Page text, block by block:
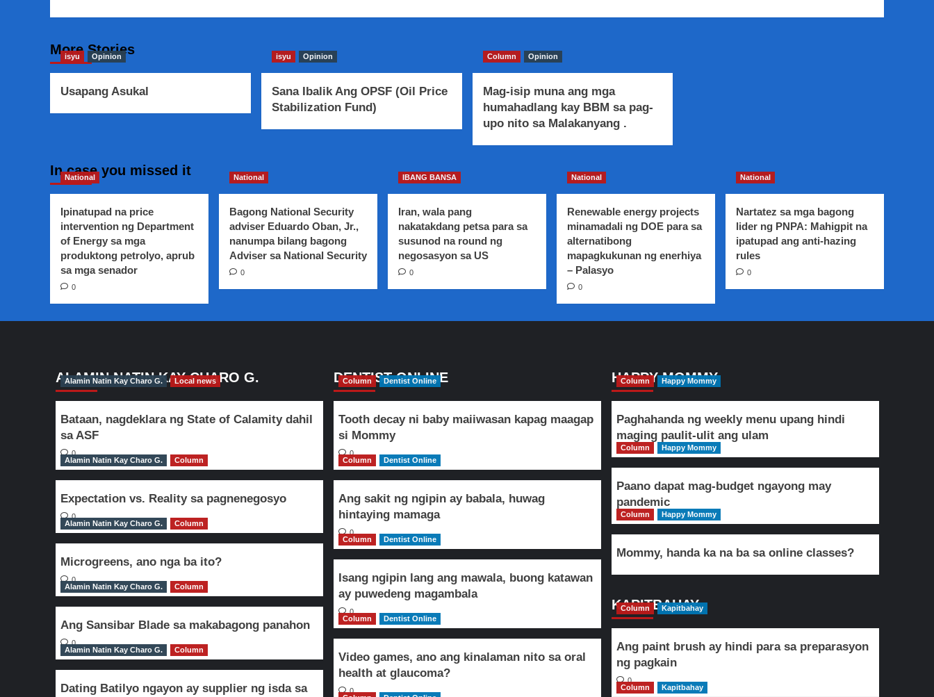
More Stories
isyu Opinion
Usapang Asukal
isyu Opinion
Sana Ibalik Ang OPSF (Oil Price
Stabilization Fund)
Column Opinion
Mag-isip muna ang mga
humahadlang kay BBM sa pag-
upo nito sa Malakanyang .
In case you missed it
National
Ipinatupad na price
intervention ng Department
of Energy sa mga
produktong petrolyo, aprub
sa mga senador
0
National
Bagong National Security
adviser Eduardo Oban, Jr.,
nanumpa bilang bagong
Adviser sa National Security
0
IBANG BANSA
Iran, wala pang
nakatakdang petsa para sa
susunod na round ng
negosasyon sa US
0
National
Renewable energy projects
minamadali ng DOE para sa
alternatibong
mapagkukunan ng enerhiya
– Palasyo
0
National
Nartatez sa mga bagong
lider ng PNPA: Mahigpit na
ipatupad ang anti-hazing
rules
0
ALAMIN NATIN KAY CHARO G.
Alamin Natin Kay Charo G. Local news
Bataan, nagdeklara ng State of Calamity dahil
sa ASF
0
Alamin Natin Kay Charo G.
Column
Expectation vs. Reality sa pagnenegosyo
0
Alamin Natin Kay Charo G.
Column
Microgreens, ano nga ba ito?
0
Alamin Natin Kay Charo G.
Column
Ang Sansibar Blade sa makabagong panahon
0
Alamin Natin Kay Charo G.
Column
Dating Batilyo ngayon ay supplier ng isda sa
DENTIST ONLINE
Column Dentist Online
Tooth decay ni baby maiiwasan kapag maagap
si Mommy
0
Column
Dentist Online
Ang sakit ng ngipin ay babala, huwag
hintaying mamaga
0
Column
Dentist Online
Isang ngipin lang ang mawala, buong katawan
ay puwedeng magambala
0
Column
Dentist Online
Video games, ano ang kinalaman nito sa oral
health at glaucoma?
0
HAPPY MOMMY
Column Happy Mommy
Paghahanda ng weekly menu upang hindi
maging paulit-ulit ang ulam
Column Happy Mommy
Paano dapat mag-budget ngayong may
pandemic
Column Happy Mommy
Mommy, handa ka na ba sa online classes?
KAPITBAHAY
Column Kapitbahay
Ang paint brush ay hindi para sa preparasyon
ng pagkain
0
Column
Kapitbahay